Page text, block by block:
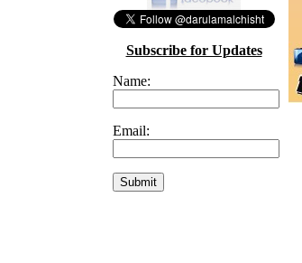
Subscribe for Updates
Name:
Email: